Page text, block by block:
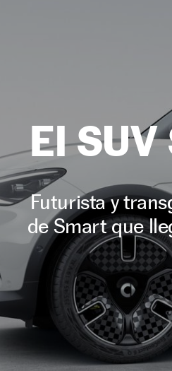
El
Futurista y
de Smart que